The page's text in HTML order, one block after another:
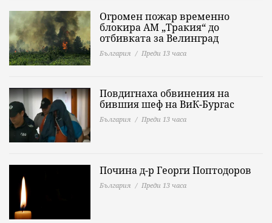
Огромен пожар временно
блокира АМ „Тракия“ до
отбивката за Велинград
България Преди 13 часа
Повдигнаха обвинения на
бившия шеф на ВиК-Бургас
България Преди 13 часа
Почина д-р Георги Поптодоров
България Преди 13 часа